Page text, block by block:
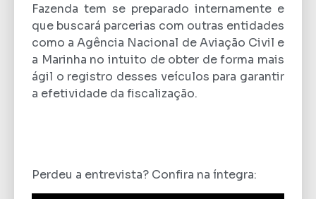
Fazenda tem se preparado internamente e
que buscará parcerias com outras entidades
como a Agência Nacional de Aviação Civil e
a Marinha no intuito de obter de forma mais
ágil o registro desses veículos para garantir
a efetividade da fiscalização.
Perdeu a entrevista? Confira na íntegra: